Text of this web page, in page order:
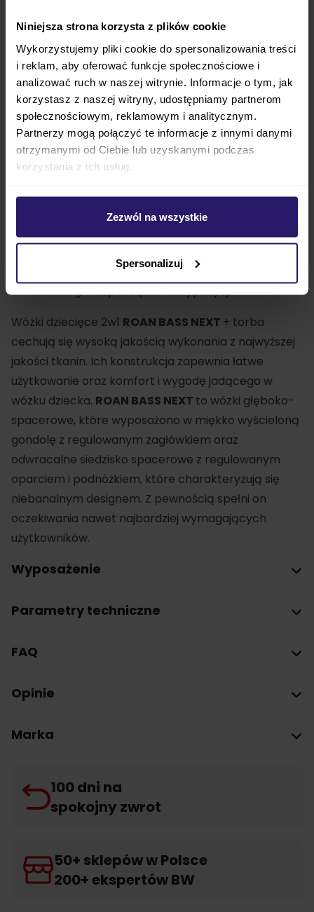
Niniejsza strona korzysta z plików cookie
Wykorzystujemy pliki cookie do spersonalizowania treści
i reklam, aby oferować funkcje społecznościowe i
analizować ruch w naszej witrynie. Informacje o tym, jak
korzystasz z naszej witryny, udostępniamy partnerom
społecznościowym, reklamowym i analitycznym.
Partnerzy mogą połączyć te informacje z innymi danymi
otrzymanymi od Ciebie lub uzyskanymi podczas
korzystania z ich usług.
Zezwól na wszystkie
Spersonalizuj
ROAN BASS NEXT - wózek głęboko-spacerowy, który
świetnie sprawdzi się na nierównych podłożach,
a w mieście prezentuje się gustownie i
elegancko.Model ten jest bardzo łatwy i wygodny w
używaniu, by maksymalnie ułatwić rodzicom
funkcjonowanie z maluszkiem w czasie codziennych
spacerów. W zestawie znajduje się fotelik Cybex
CLOUD T i-Size, który ma opcję montażu na pas
poza bazą można rozłożyć do pozycji leżącej,
dziecko mogło odpocząć w innej pozycji.
Wózki dziecięce 2w1 ROAN BASS NEXT + torba
cechują się wysoką jakością wykonania z najwyższej
jakości tkanin. Ich konstrukcja zapewnia łatwe
użytkowanie oraz komfort i wygodę jadącego w
wózku dziecka. ROAN BASS NEXT to wózki głęboko-
spacerowe, które wyposażono w miękko wyścieloną
gondolę z regulowanym zagłówkiem oraz
odwracalne siedzisko spacerowe z regulowanym
oparciem i podnóżkiem, które charakteryzują się
niebanalnym designem. Z pewnością spełni on
oczekiwania nawet najbardziej wymagających
użytkowników.
Wyposażenie
Parametry techniczne
FAQ
Opinie
Marka
100 dni na
spokojny zwrot
50+ sklepów w Polsce
200+ ekspertów BW